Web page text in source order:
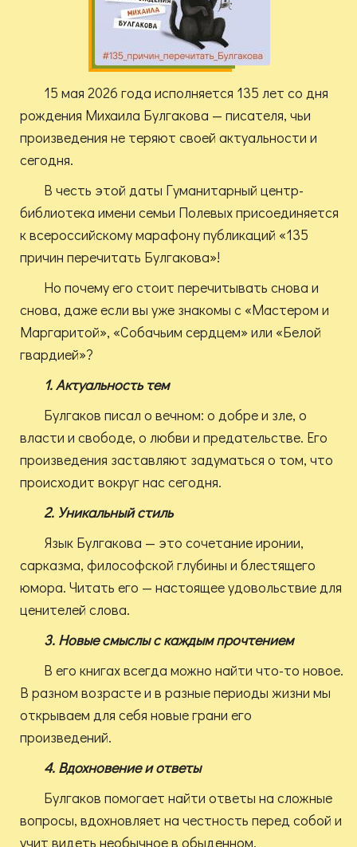
15 мая 2026 года исполняется 135 лет со дня
рождения Михаила Булгакова — писателя, чьи
произведения не теряют своей актуальности и
сегодня.
В честь этой даты Гуманитарный центр-
библиотека имени семьи Полевых присоединяется
к всероссийскому марафону публикаций «135
причин перечитать Булгакова»!
Но почему его стоит перечитывать снова и
снова, даже если вы уже знакомы с «Мастером и
Маргаритой», «Собачьим сердцем» или «Белой
гвардией»?
1. Актуальность тем
Булгаков писал о вечном: о добре и зле, о
власти и свободе, о любви и предательстве. Его
произведения заставляют задуматься о том, что
происходит вокруг нас сегодня.
2. Уникальный стиль
Язык Булгакова — это сочетание иронии,
сарказма, философской глубины и блестящего
юмора. Читать его — настоящее удовольствие для
ценителей слова.
3. Новые смыслы с каждым прочтением
В его книгах всегда можно найти что-то новое.
В разном возрасте и в разные периоды жизни мы
открываем для себя новые грани его
произведений.
4. Вдохновение и ответы
Булгаков помогает найти ответы на сложные
вопросы, вдохновляет на честность перед собой и
учит видеть необычное в обыденном.